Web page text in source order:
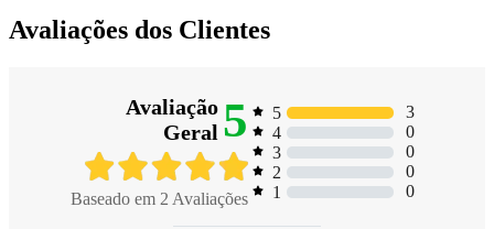
Avaliações dos Clientes
Avaliação
Geral 5
Baseado em 2 Avaliações
5
3
4
0
3
0
2
0
1
0